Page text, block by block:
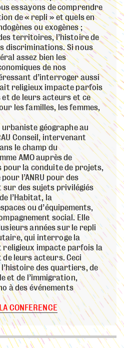
essayons de comprendre
de « repli » et quels en
ou exogènes ;
territoires, l’histoire de
discriminations. Si nous
assez bien les
de nos
d’interroger aussi
religieux impacte parfois
de leurs acteurs et ce
les familles, les femmes,
géographe au
Conseil, intervenant
le champ du
AMO auprès de
la conduite de projets,
l’ANRU pour des
sur des sujets privilégiés
l’Habitat, la
ou d’équipements,
social. Elle
années sur le repli
qui interroge la
religieux impacte parfois la
leurs acteurs. Ceci
des quartiers, de
et de l’immigration,
à des événements
CONFERENCE